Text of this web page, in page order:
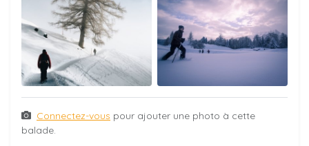
Connectez-vous pour ajouter une photo à cette
balade.